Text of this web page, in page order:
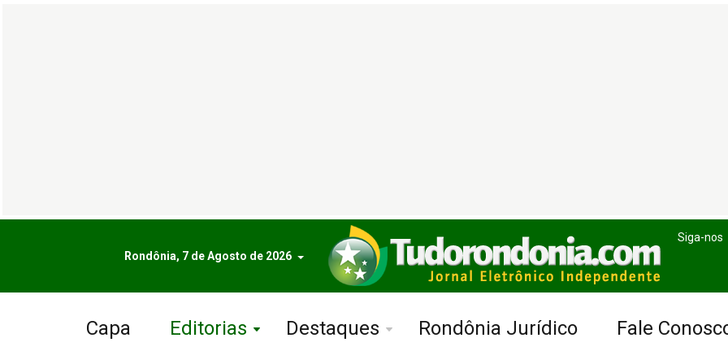
Rondônia, 7 de Agosto de 2026
Siga-nos
Capa Editorias Destaques Rondônia Jurídico Fale